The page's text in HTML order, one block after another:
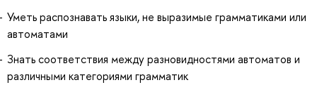
Уметь распознавать языки, не выразимые грамматиками или
автоматами
Знать соответствия между разновидностями автоматов и
различными категориями грамматик